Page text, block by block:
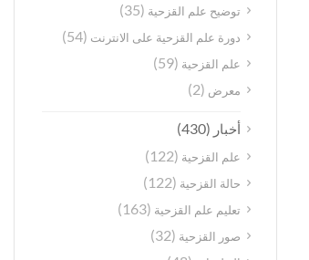
توضيح علم القزحية (35)
دورة علم القزحية على الانترنت (54)
علم القزحية (59)
معرض (2)
أخبار (430)
علم القزحية (122)
حالة القزحية (122)
تعليم علم القزحية (163)
صور القزحية (32)